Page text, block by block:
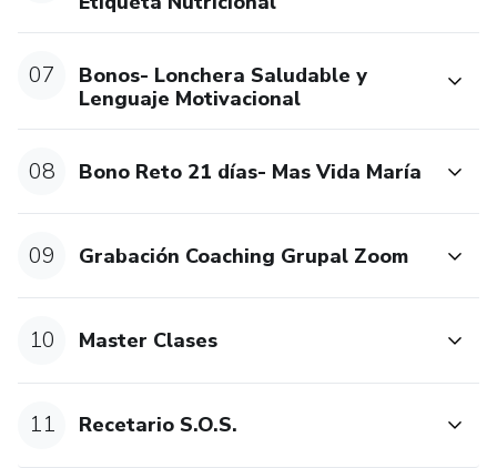
07
Bonos- Lonchera Saludable y
Lenguaje Motivacional
08 Bono Reto 21 días- Mas Vida María
09 Grabación Coaching Grupal Zoom
10 Master Clases
11 Recetario S.O.S.